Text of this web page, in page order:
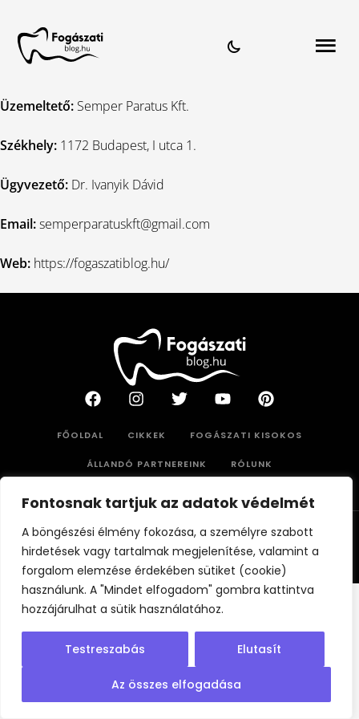
Fontosnak tartjuk az adatok védelmét
A böngészési élmény fokozása, a személyre szabott
hirdetések vagy tartalmak megjelenítése, valamint a
forgalom elemzése érdekében sütiket (cookie)
használunk. A "Mindet elfogadom" gombra kattintva
hozzájárulhat a sütik használatához.
Testreszabás Elutasít
Az összes elfogadása
Üzemeltető: Semper Paratus Kft.
Székhely: 1172 Budapest, I utca 1.
Ügyvezető: Dr. Ivanyik Dávid
Email:semperparatuskft@gmail.com
Web: https://fogaszatiblog.hu/
FŐOLDAL CIKKEK FOGÁSZATI KISOKOS
ÁLLANDÓ PARTNEREINK RÓLUNK
© 2025
fogaszatiblog.hu -
Adatvédelmi tájékoztató
Impresszum